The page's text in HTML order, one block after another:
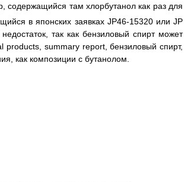
содержащийся там хлорбутанол как раз для
в японских заявках JP46-15320 или JP
так как бензиловый спирт может
summary report, бензиловый спирт,
как композиции с бутанолом.